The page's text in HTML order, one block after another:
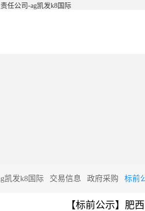
任公司-ag凯发k8国际
凯发k8国际 交易信息 政府采购 标前
【标前公示】肥